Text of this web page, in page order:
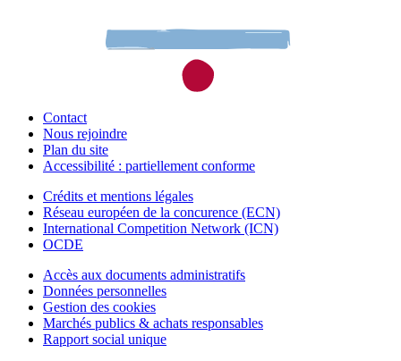
Contact
Nous rejoindre
Plan du site
Accessibilité : partiellement conforme
Crédits et mentions légales
Réseau européen de la concurence (ECN)
International Competition Network (ICN)
OCDE
Accès aux documents administratifs
Données personnelles
Gestion des cookies
Marchés publics & achats responsables
Rapport social unique